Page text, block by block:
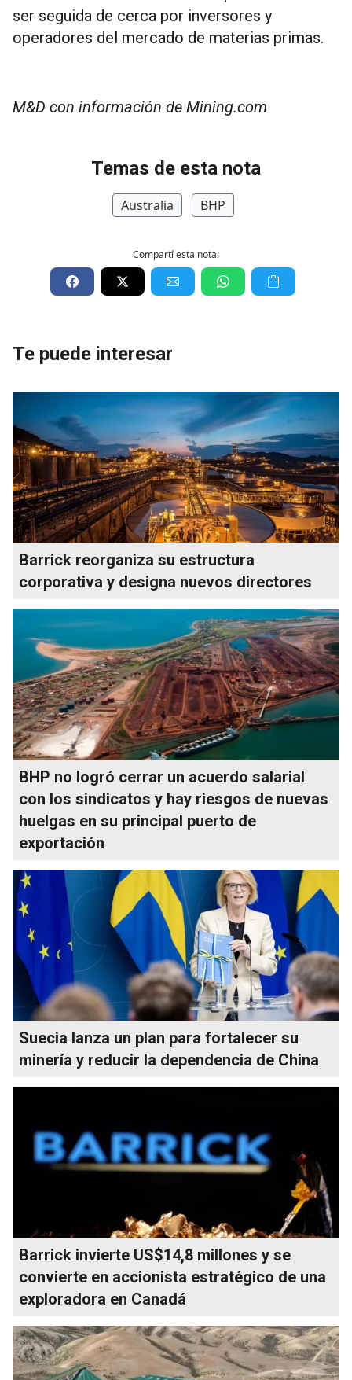
ser seguida de cerca por inversores y
operadores del mercado de materias primas.
M&D con información de Mining.com
Temas de esta nota
Australia BHP
Compartí esta nota:
Te puede interesar
Barrick reorganiza su estructura
corporativa y designa nuevos directores
BHP no logró cerrar un acuerdo salarial
con los sindicatos y hay riesgos de nuevas
huelgas en su principal puerto de
exportación
Suecia lanza un plan para fortalecer su
minería y reducir la dependencia de China
Barrick invierte US$14,8 millones y se
convierte en accionista estratégico de una
exploradora en Canadá